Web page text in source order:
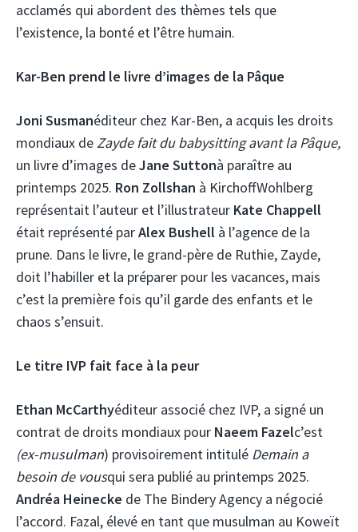
acclamés qui abordent des thèmes tels que
l’existence, la bonté et l’être humain.
Kar-Ben prend le livre d’images de la Pâque
Joni Susmanéditeur chez Kar-Ben, a acquis les droits
mondiaux de Zayde fait du babysitting avant la Pâque,
un livre d’images deJane Suttonà paraître au
printemps 2025. Ron Zollshan à KirchoffWohlberg
représentait l’auteur et l’illustrateur Kate Chappell
était représenté parAlex Bushell à l’agence de la
prune. Dans le livre, le grand-père de Ruthie, Zayde,
doit l’habiller et la préparer pour les vacances, mais
c’est la première fois qu’il garde des enfants et le
chaos s’ensuit.
Le titre IVP fait face à la peur
Ethan McCarthyéditeur associé chez IVP, a signé un
contrat de droits mondiaux pour Naeem Fazelc’est
(ex-musulman) provisoirement intitulé Demain a
besoin de vousqui sera publié au printemps 2025.
Andréa Heinecke de The Bindery Agency a négocié
l’accord. Fazal, élevé en tant que musulman au Koweït